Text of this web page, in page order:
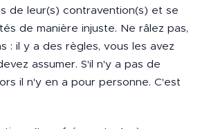
de leur(s) contravention(s) et se
de manière injuste. Ne râlez pas,
: il y a des règles, vous les avez
assumer. S'il n'y a pas de
il n'y en a pour personne. C'est